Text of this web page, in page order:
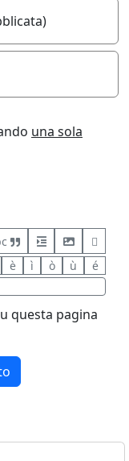
una sola
è ì ò ù é
questa pagina